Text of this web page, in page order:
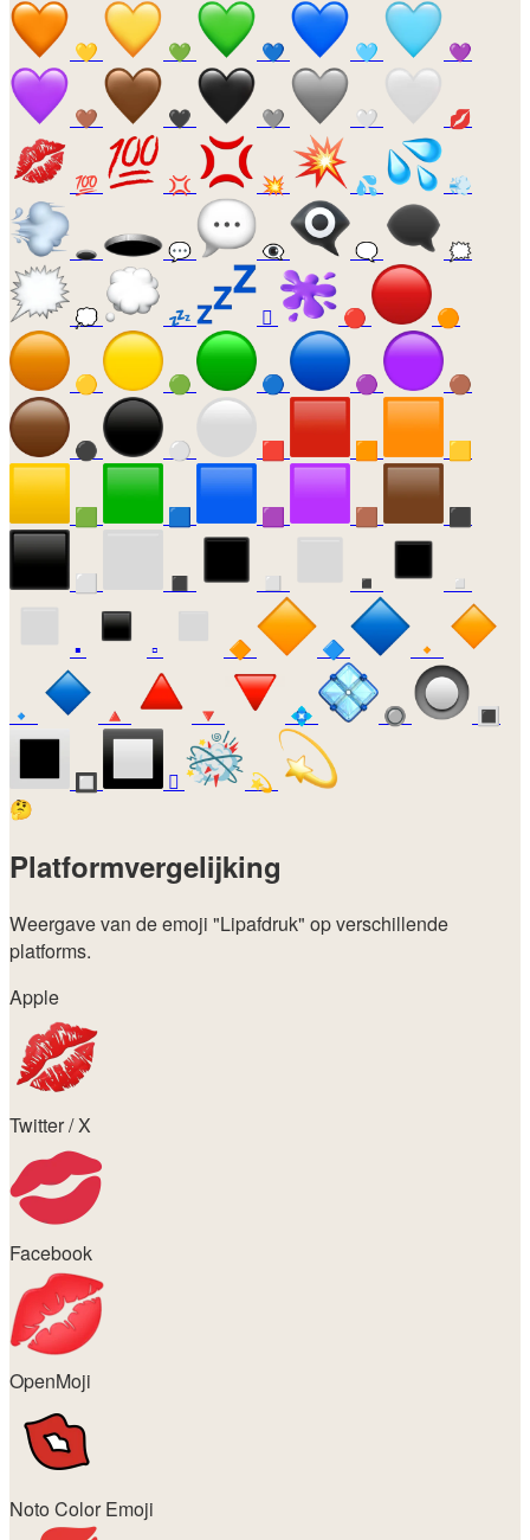
💛 💚 💙 🩵 💜
🤎 🖤 🩶 🤍 💋
💯 💢 💥 💦 💨
🕳️ 💬 👁️‍🗨️ 🗨️ 🗯️
💭 💤 🫟 🔴 🟠
🟡 🟢 🔵 🟣 🟤
⚫ ⚪ 🟥 🟧 🟨
🟩 🟦 🟪 🟫 ⬛
⬜ ◼️ ◻️ ◾ ◽
▪️ ▫️ 🔶 🔷 🔸
🔹 🔺 🔻 💠 🔘 🔳
🔲 🫯
💫
🤔
Platformvergelijking
Weergave van de emoji "Lipafdruk" op verschillende
platforms.
Apple
Twitter / X
Facebook
OpenMoji
Noto Color Emoji